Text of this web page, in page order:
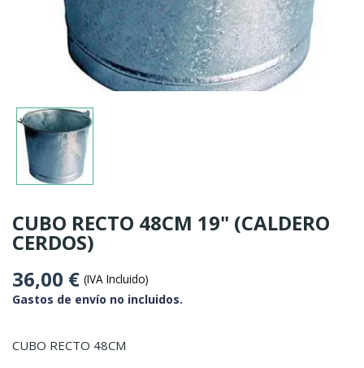
CUBO RECTO 48CM 19" (CALDERO
CERDOS)
36,00 € (IVA Incluido)
Gastos de envío no incluidos.
CUBO RECTO 48CM